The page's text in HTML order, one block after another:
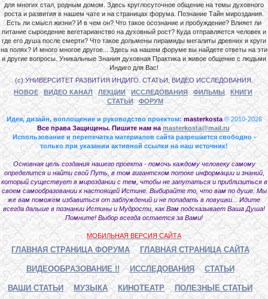
для многих стал, родным домом. Здесь круглосуточное общение на темы духовного
роста и развития в нашем чате и на страницах форума. Познание Тайн мироздания.
Есть ли смысл жизни? И в чем он? Что такое осознание и пробуждение? Влияет ли
питание сыроедение вегетарианство на духовный рост? Куда отправляется человек и
где его душа после смерти? Что такое дольмены пирамиды мегалиты древних и круги
на полях? И много многое другое... Здесь на нашем форуме вы найдете ответы на эти
и другие вопросы. Уникальные Знания духовная Практика и живое общение с людьми
Индиго для Вас!
(с) УНИВЕРСИТЕТ РАЗВИТИЯ ИНДИГО. СТАТЬИ, ВИДЕО ИССЛЕДОВАНИЯ.
НОВОЕ
ВИДЕО КАНАЛ ЛЕКЦИИ ИССЛЕДОВАНИЯ ФИЛЬМЫ
КНИГИ
СТАТЬИ
ФОРУМ
Идея, дизайн, воплощение и руководство проектом: masterkosta © 2010-2026
Все права Защищены. Пишите нам на masterkosta@mail.ru
Использование и перепечатка материалов сайта разрешается свободно -
только при указании активной ссылки на наш источник!
Основная цель создания нашего проекта - помочь каждому человеку самому
определится и найти свой Путь, в том гигантском потоке информации и знаний,
который существует в мироздании с тем, чтобы не запутаться и приблизиться в
своем самообразовании к настоящей Истине. Выбирайте то, что вам по душе. Мы
же вам поможем избавиться от заблуждений и не попадать в ловушки... Идите
всегда дальше в познании Истины и Мудрости, как Вам подсказывает Ваша Душа!
Помните! Выбор всегда остается за Вами!
МОБИЛЬНАЯ ВЕРСИЯ САЙТА
ГЛАВНАЯ СТРАНИЦА ФОРУМА ГЛАВНАЯ СТРАНИЦА САЙТА
ВИДЕООБРАЗОВАНИЕ !! ИССЛЕДОВАНИЯ СТАТЬИ
ВАШИ СТАТЬИ МУЗЫКА КИНОТЕАТР ПОЛЕЗНЫЕ СТАТЬИ